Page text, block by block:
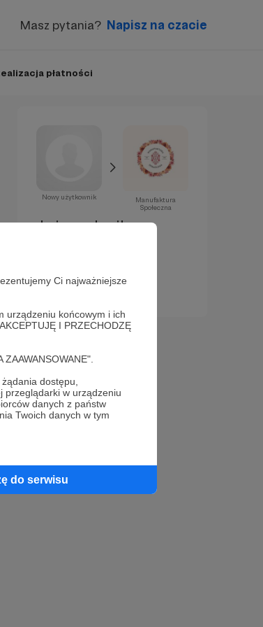
Ci najważniejsze
urządzeniu końcowym i ich
I PRZECHODZĘ
dostępu,
przeglądarki w urządzeniu
danych z państw
Twoich danych w tym
do serwisu
Masz pytania? Napisz na czacie
płatności
Nowy użytkownik
Manufaktura
Społeczna
Już za chwilę